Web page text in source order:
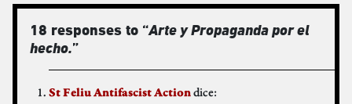
18 responses to “Arte y Propaganda por el
hecho.”
St Feliu Antifascist Actiondice: